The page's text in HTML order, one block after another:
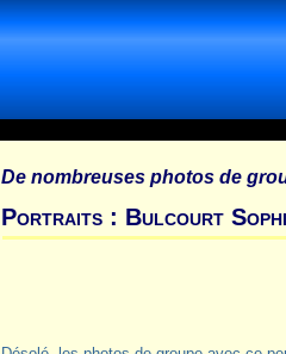
De nombreuses photos de
Portraits : Bulcourt